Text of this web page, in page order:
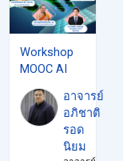
Workshop
MOOC AI
อาจารย์
อภิชาติ
รอด
นิยม